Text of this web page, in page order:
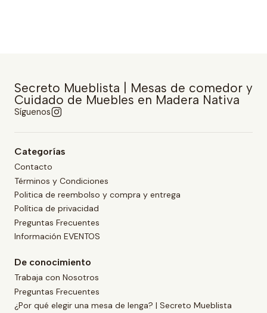
Secreto Mueblista | Mesas de comedor y
Cuidado de Muebles en Madera Nativa
Síguenos
Categorías
Contacto
Términos y Condiciones
Politica de reembolso y compra y entrega
Política de privacidad
Preguntas Frecuentes
Información EVENTOS
De conocimiento
Trabaja con Nosotros
Preguntas Frecuentes
¿Por qué elegir una mesa de lenga? | Secreto Mueblista